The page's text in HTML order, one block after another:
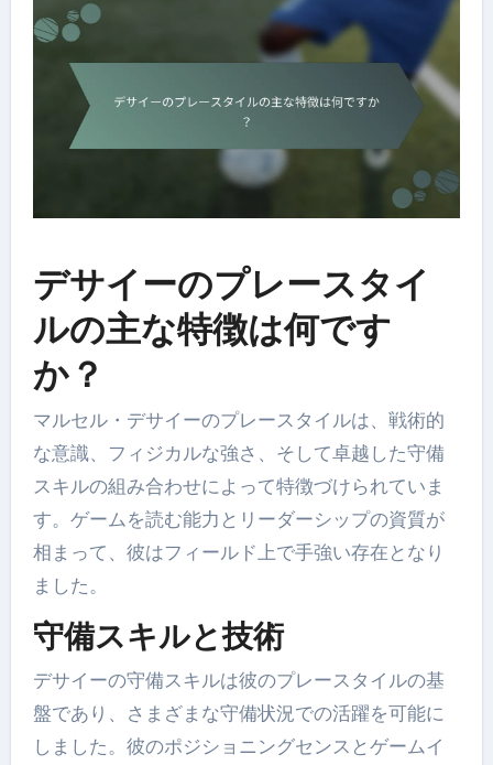
デサイーのプレースタイ
ルの主な特徴は何です
か？
マルセル・デサイーのプレースタイルは、戦術的
な意識、フィジカルな強さ、そして卓越した守備
スキルの組み合わせによって特徴づけられていま
す。ゲームを読む能力とリーダーシップの資質が
相まって、彼はフィールド上で手強い存在となり
ました。
守備スキルと技術
デサイーの守備スキルは彼のプレースタイルの基
盤であり、さまざまな守備状況での活躍を可能に
しました。彼のポジショニングセンスとゲームイ